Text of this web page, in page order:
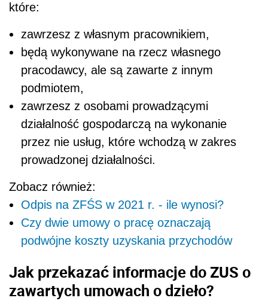
które:
zawrzesz z własnym pracownikiem,
będą wykonywane na rzecz własnego
pracodawcy, ale są zawarte z innym
podmiotem,
zawrzesz z osobami prowadzącymi
działalność gospodarczą na wykonanie
przez nie usług, które wchodzą w zakres
prowadzonej działalności.
Zobacz również:
Odpis na ZFŚS w 2021 r. - ile wynosi?
Czy dwie umowy o pracę oznaczają
podwójne koszty uzyskania przychodów
Jak przekazać informacje do ZUS o
zawartych umowach o dzieło?